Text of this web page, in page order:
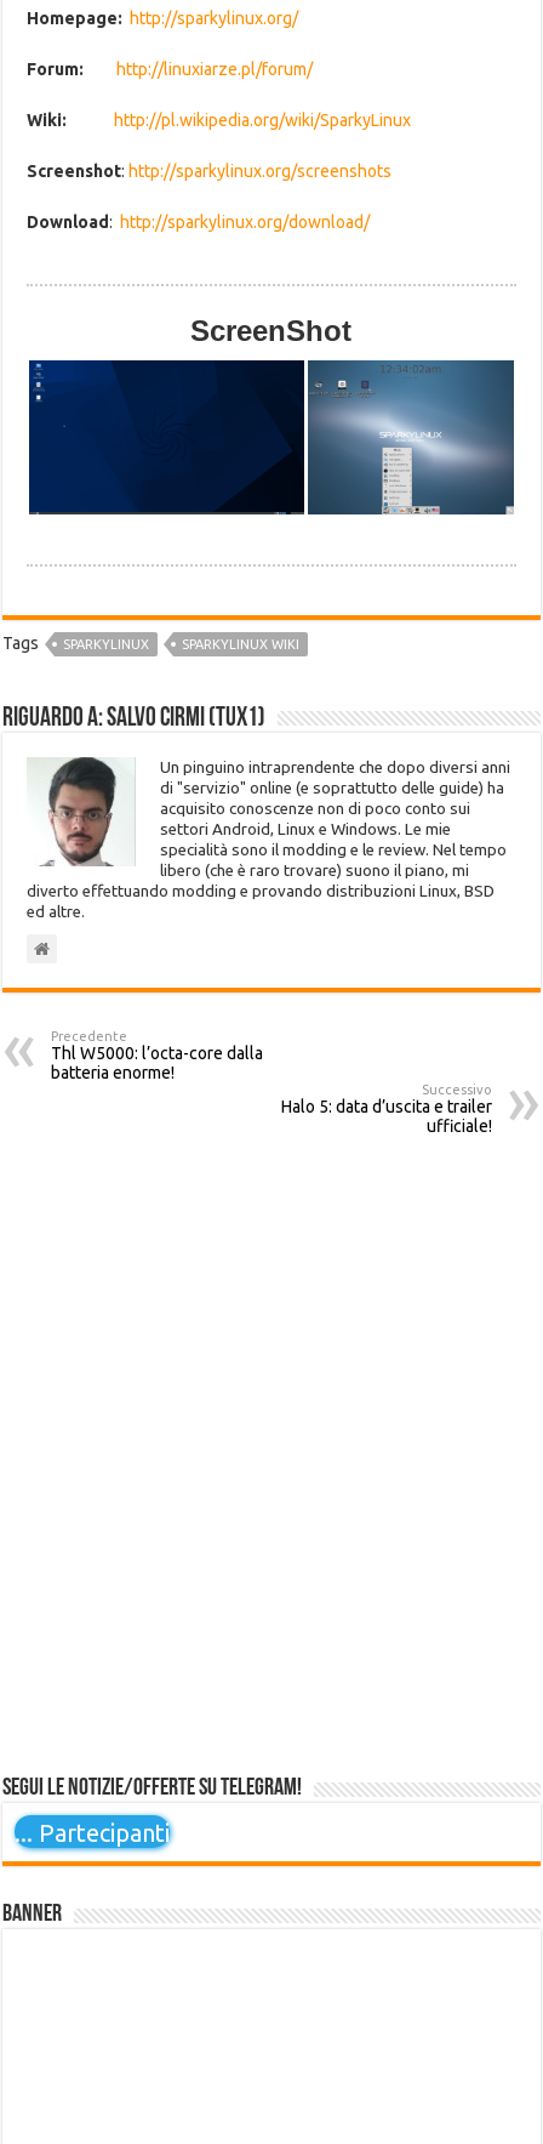
Homepage: http://sparkylinux.org/
Forum: http://linuxiarze.pl/forum/
Wiki: http://pl.wikipedia.org/wiki/SparkyLinux
Screenshot: http://sparkylinux.org/screenshots
Download: http://sparkylinux.org/download/
ScreenShot
Tags SPARKYLINUX SPARKYLINUX WIKI
Riguardo a: Salvo Cirmi (Tux1)
Un pinguino intraprendente che dopo diversi anni
di "servizio" online (e soprattutto delle guide) ha
acquisito conoscenze non di poco conto sui
settori Android, Linux e Windows. Le mie
specialità sono il modding e le review. Nel tempo
libero (che è raro trovare) suono il piano, mi
diverto effettuando modding e provando distribuzioni Linux, BSD
ed altre.
Precedente
Thl W5000: l’octa-core dalla
batteria enorme!
Successivo
Halo 5: data d’uscita e trailer
ufficiale!
Segui le notizie/offerte su Telegram!
... Partecipanti
Banner